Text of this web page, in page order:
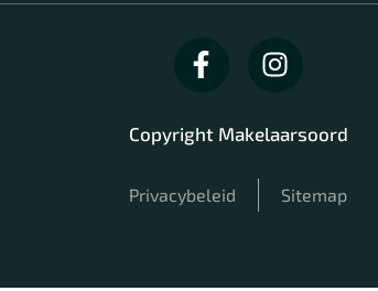
Copyright Makelaarsoord
Privacybeleid Sitemap